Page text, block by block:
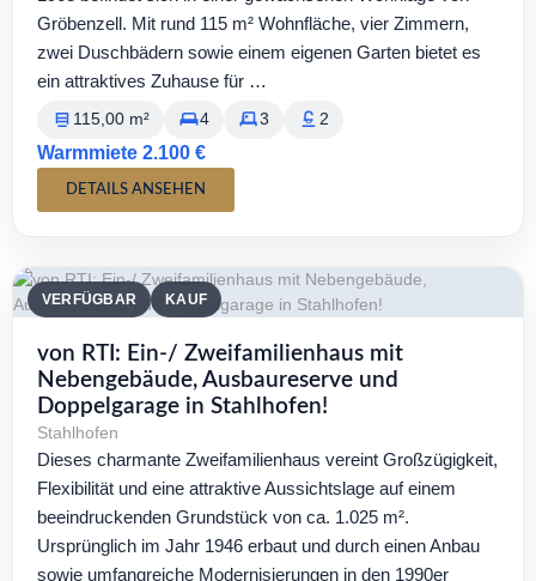
Gröbenzell. Mit rund 115 m² Wohnfläche, vier Zimmern,
zwei Duschbädern sowie einem eigenen Garten bietet es
ein attraktives Zuhause für …
115,00 m² 4 3 2
Warmmiete 2.100 €
DETAILS ANSEHEN
VERFÜGBAR KAUF
von RTI: Ein-/ Zweifamilienhaus mit
Nebengebäude, Ausbaureserve und
Doppelgarage in Stahlhofen!
Stahlhofen
Dieses charmante Zweifamilienhaus vereint Großzügigkeit,
Flexibilität und eine attraktive Aussichtslage auf einem
beeindruckenden Grundstück von ca. 1.025 m².
Ursprünglich im Jahr 1946 erbaut und durch einen Anbau
sowie umfangreiche Modernisierungen in den 1990er